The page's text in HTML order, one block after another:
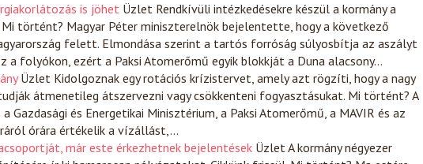
is jöhet Üzlet Rendkívüli intézkedésekre készül a kormány a
történt? Magyar Péter miniszterelnök bejelentette, hogy a következő
felett. Elmondása szerint a tartós forróság súlyosbítja az aszályt
a folyókon, ezért a Paksi Atomerőmű egyik blokkját a Duna alacsony…
Üzlet Kidolgoznak egy rotációs krízistervet, amely azt rögzíti, hogy a nagy
átmenetileg átszervezni vagy csökkenteni fogyasztásukat. Mi történt? A
és Energetikai Minisztérium, a Paksi Atomerőmű, a MAVIR és az
órára értékelik a vízállást,…
már este érkezhetnek bejelentések ÜzletA kormány négyezer